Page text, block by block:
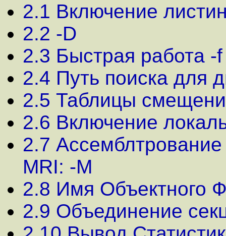
2.1 Включение
2.2 -D
2.3 Быстрая работа -f
2.4 Путь поиска для
2.5 Таблицы
2.6 Включение
2.7
MRI: -M
2.8 Имя Объектного
2.9 Объединение